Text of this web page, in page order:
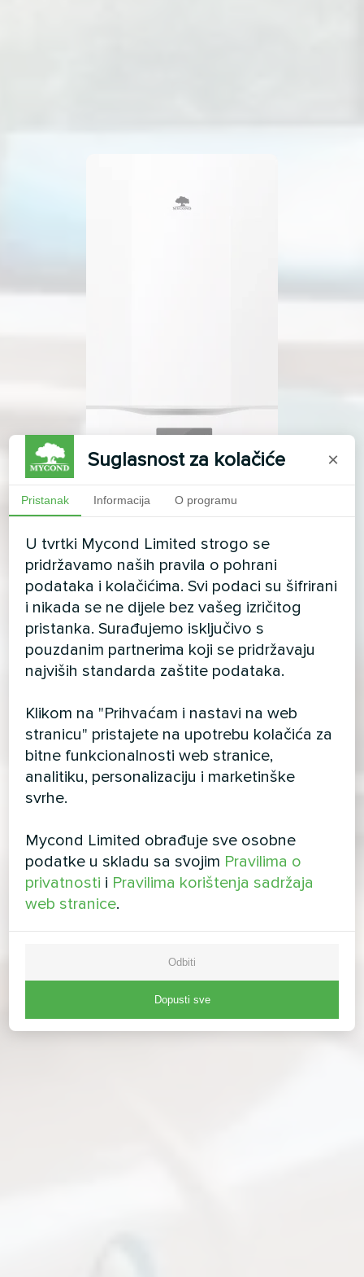
Suglasnost za kolačiće ×
Pristanak Informacija O programu
U tvrtki Mycond Limited strogo se
pridržavamo naših pravila o pohrani
podataka i kolačićima. Svi podaci su šifrirani
i nikada se ne dijele bez vašeg izričitog
pristanka. Surađujemo isključivo s
pouzdanim partnerima koji se pridržavaju
najviših standarda zaštite podataka.
Klikom na "Prihvaćam i nastavi na web
stranicu" pristajete na upotrebu kolačića za
bitne funkcionalnosti web stranice,
analitiku, personalizaciju i marketinške
svrhe.
Mycond Limited obrađuje sve osobne
podatke u skladu sa svojim Pravilima o
privatnosti i Pravilima korištenja sadržaja
web stranice.
Odbiti
Dopusti sve